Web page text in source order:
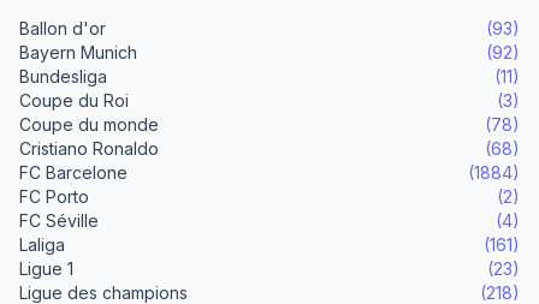
Ballon d'or
(93)
Bayern Munich
(92)
Bundesliga
(11)
Coupe du Roi
(3)
Coupe du monde
(78)
Cristiano Ronaldo
(68)
FC Barcelone
(1884)
FC Porto
(2)
FC Séville
(4)
Laliga
(161)
Ligue 1
(23)
Ligue des champions
(218)